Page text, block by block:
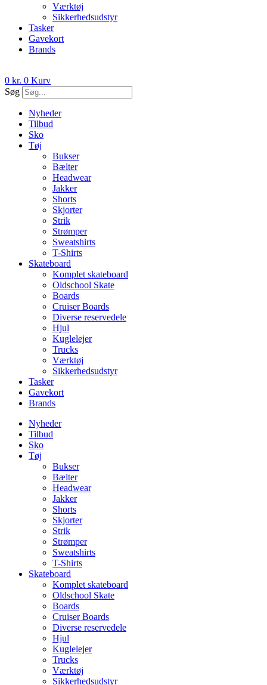
Værktøj
Sikkerhedsudstyr
Tasker
Gavekort
Brands
0 kr. 0 Kurv
Søg
Nyheder
Tilbud
Sko
Tøj
Bukser
Bælter
Headwear
Jakker
Shorts
Skjorter
Strik
Strømper
Sweatshirts
T-Shirts
Skateboard
Komplet skateboard
Oldschool Skate
Boards
Cruiser Boards
Diverse reservedele
Hjul
Kuglelejer
Trucks
Værktøj
Sikkerhedsudstyr
Tasker
Gavekort
Brands
Nyheder
Tilbud
Sko
Tøj
Bukser
Bælter
Headwear
Jakker
Shorts
Skjorter
Strik
Strømper
Sweatshirts
T-Shirts
Skateboard
Komplet skateboard
Oldschool Skate
Boards
Cruiser Boards
Diverse reservedele
Hjul
Kuglelejer
Trucks
Værktøj
Sikkerhedsudstyr